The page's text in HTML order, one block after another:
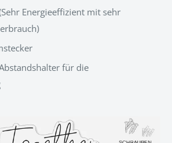
Sehr Energieeffizient mit sehr
)
für die